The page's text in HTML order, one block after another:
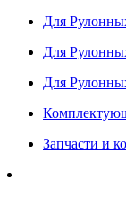
Для
Для
Для
Запчасти и